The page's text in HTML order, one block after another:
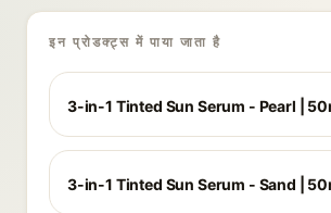
इन प्रोडक्ट्स में पाया जाता है
3-in-1 Tinted Sun Serum - Pearl |
3-in-1 Tinted Sun Serum - Sand |